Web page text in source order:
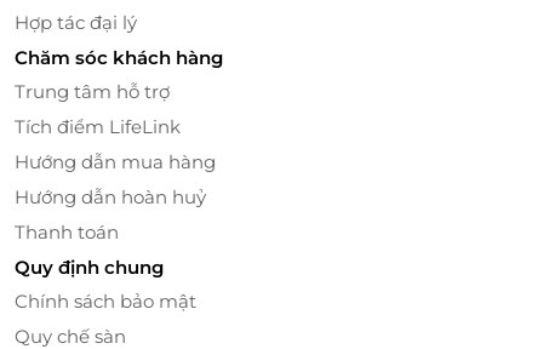
Mua thẻ dễ dàng - Tặng quà tinh tế
Chỉ với vài cú nhấp chuột, bạn có thể sở hữu Thẻ quà
tặng LifeLink và gửi tặng bạn bè, người thân – một
món quà tiện lợi, tinh tế và đậm chất cá nhân, phù
hợp mọi dịp đặc biệt.
Hợp tác đại lý
Chăm sóc khách hàng
Trung tâm hỗ trợ
Tích điểm LifeLink
Hướng dẫn mua hàng
Hướng dẫn hoàn huỷ
Thanh toán
Quy định chung
Chính sách bảo mật
Quy chế sàn